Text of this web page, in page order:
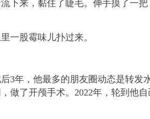
下来，黏住了睫毛。伸手摸了一把
一股霉味儿扑过来。
3年，他最多的朋友圈动态是转发
做了开颅手术。2022年，轮到他自